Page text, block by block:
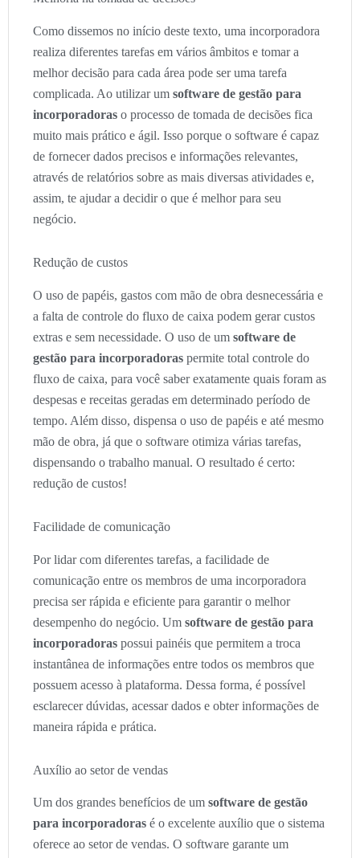
Como dissemos no início deste texto, uma incorporadora
realiza diferentes tarefas em vários âmbitos e tomar a
melhor decisão para cada área pode ser uma tarefa
complicada. Ao utilizar um software de gestão para
incorporadoras o processo de tomada de decisões fica
muito mais prático e ágil. Isso porque o software é capaz
de fornecer dados precisos e informações relevantes,
através de relatórios sobre as mais diversas atividades e,
assim, te ajudar a decidir o que é melhor para seu
negócio.
Redução de custos
O uso de papéis, gastos com mão de obra desnecessária e
a falta de controle do fluxo de caixa podem gerar custos
extras e sem necessidade. O uso de um software de
gestão para incorporadoras permite total controle do
fluxo de caixa, para você saber exatamente quais foram as
despesas e receitas geradas em determinado período de
tempo. Além disso, dispensa o uso de papéis e até mesmo
mão de obra, já que o software otimiza várias tarefas,
dispensando o trabalho manual. O resultado é certo:
redução de custos!
Facilidade de comunicação
Por lidar com diferentes tarefas, a facilidade de
comunicação entre os membros de uma incorporadora
precisa ser rápida e eficiente para garantir o melhor
desempenho do negócio. Um software de gestão para
incorporadoras possui painéis que permitem a troca
instantânea de informações entre todos os membros que
possuem acesso à plataforma. Dessa forma, é possível
esclarecer dúvidas, acessar dados e obter informações de
maneira rápida e prática.
Auxílio ao setor de vendas
Um dos grandes benefícios de um software de gestão
para incorporadoras é o excelente auxílio que o sistema
oferece ao setor de vendas. O software garante um